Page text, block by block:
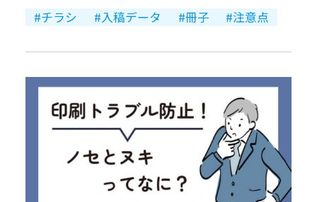
チラシ
入稿データ 冊子 注意点